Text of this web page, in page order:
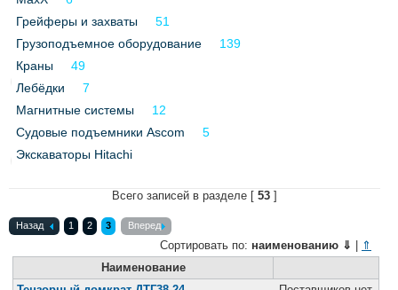
Компании
Репутация
Работа
Крюинг
Журнал
Реклама
Оборудование
Изделия
Выставки и семинары
Личности
Галерея флота
Отзывы
Грейферы и захваты
51
Грузоподъемное оборудование
139
Краны
49
Лебёдки
7
Магнитные системы
12
Судовые подъемники Ascom
5
Экскаваторы Hitachi
Всего записей в разделе [ 53 ]
Назад 1 2 3 Вперед
Сортировать по: наименованию ⇓
⇑
Наименование